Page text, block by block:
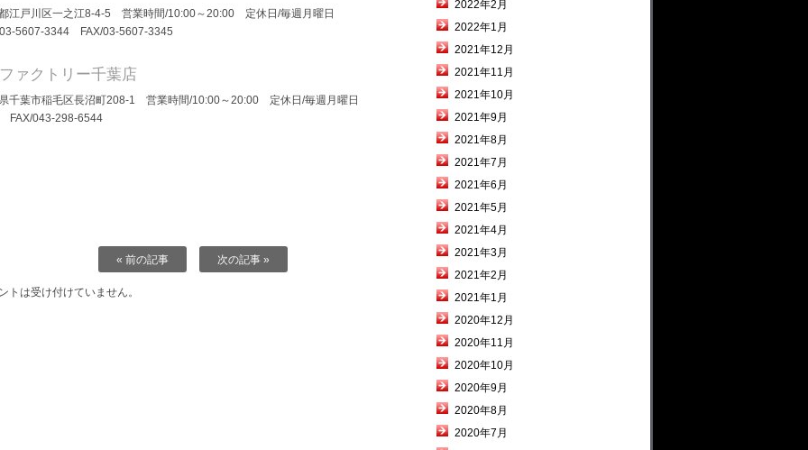
江戸川区一之江8-4-5 営業時間/10:00～20:00 定休日/毎週月曜日
5607-3344 FAX/03-5607-3345
ァクトリー千葉店
千葉市稲毛区長沼町208-1 営業時間/10:00～20:00 定休日/毎週月曜日
FAX/043-298-6544
« 前の記事 次の記事 »
トは受け付けていません。
2022年2月
2022年1月
2021年12月
2021年11月
2021年10月
2021年9月
2021年8月
2021年7月
2021年6月
2021年5月
2021年4月
2021年3月
2021年2月
2021年1月
2020年12月
2020年11月
2020年10月
2020年9月
2020年8月
2020年7月